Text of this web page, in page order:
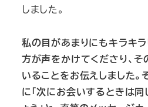
しました。
私の目があまりにもキラキ
方が声をかけてくださり、
いることをお伝えしました
に「次にお会いするときは